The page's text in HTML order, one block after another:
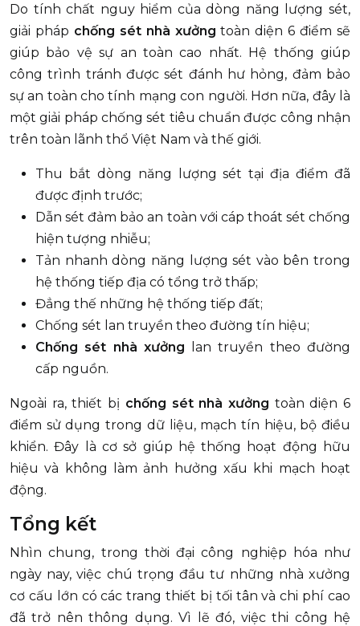
Do tính chất nguy hiểm của dòng năng lượng sét,
giải pháp chống sét nhà xưởng toàn diện 6 điểm sẽ
giúp bảo vệ sự an toàn cao nhất. Hệ thống giúp
công trình tránh được sét đánh hư hỏng, đảm bảo
sự an toàn cho tính mạng con người. Hơn nữa, đây là
một giải pháp chống sét tiêu chuẩn được công nhận
trên toàn lãnh thổ Việt Nam và thế giới.
Thu bắt dòng năng lượng sét tại địa điểm đã
được định trước;
Dẫn sét đảm bảo an toàn với cáp thoát sét chống
hiện tượng nhiễu;
Tản nhanh dòng năng lượng sét vào bên trong
hệ thống tiếp địa có tổng trở thấp;
Đẳng thế những hệ thống tiếp đất;
Chống sét lan truyền theo đường tín hiệu;
Chống sét nhà xưởng lan truyền theo đường
cấp nguồn.
Ngoài ra, thiết bị chống sét nhà xưởng toàn diện 6
điểm sử dụng trong dữ liệu, mạch tín hiệu, bộ điều
khiển. Đây là cơ sở giúp hệ thống hoạt động hữu
hiệu và không làm ảnh hưởng xấu khi mạch hoạt
động.
Tổng kết
Nhìn chung, trong thời đại công nghiệp hóa như
ngày nay, việc chú trọng đầu tư những nhà xưởng
cơ cấu lớn có các trang thiết bị tối tân và chi phí cao
đã trở nên thông dụng. Vì lẽ đó, việc thi công hệ